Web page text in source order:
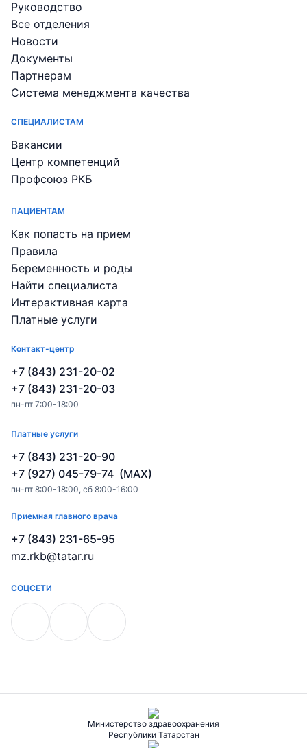
Руководство
Все отделения
Новости
Документы
Партнерам
Система менеджмента качества
СПЕЦИАЛИСТАМ
Вакансии
Центр компетенций
Профсоюз РКБ
ПАЦИЕНТАМ
Как попасть на прием
Правила
Беременность и роды
Найти специалиста
Интерактивная карта
Платные услуги
Контакт-центр
+7 (843) 231-20-02
+7 (843) 231-20-03
пн-пт 7:00-18:00
Платные услуги
+7 (843) 231-20-90
+7 (927) 045-79-74 (MAX)
пн-пт 8:00-18:00, сб 8:00-16:00
Приемная главного врача
+7 (843) 231-65-95
mz.rkb@tatar.ru
СОЦСЕТИ
Министерство здравоохранения
Республики Татарстан